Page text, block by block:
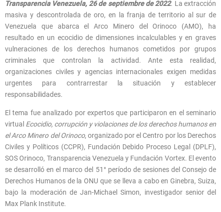
Transparencia Venezuela, 26 de septiembre de 2022. La extracción
masiva y descontrolada de oro, en la franja de territorio al sur de
Venezuela que abarca el Arco Minero del Orinoco (AMO), ha
resultado en un ecocidio de dimensiones incalculables y en graves
vulneraciones de los derechos humanos cometidos por grupos
criminales que controlan la actividad. Ante esta realidad,
organizaciones civiles y agencias internacionales exigen medidas
urgentes para contrarrestar la situación y establecer
responsabilidades.
El tema fue analizado por expertos que participaron en el seminario
virtual Ecocidio, corrupción y violaciones de los derechos humanos en
el Arco Minero del Orinoco, organizado por el Centro por los Derechos
Civiles y Políticos (CCPR), Fundación Debido Proceso Legal (DPLF),
SOS Orinoco, Transparencia Venezuela y Fundación Vortex. El evento
se desarrolló en el marco del 51° período de sesiones del Consejo de
Derechos Humanos de la ONU que se lleva a cabo en Ginebra, Suiza,
bajo la moderación de Jan-Michael Simon, investigador senior del
Max Plank Institute.